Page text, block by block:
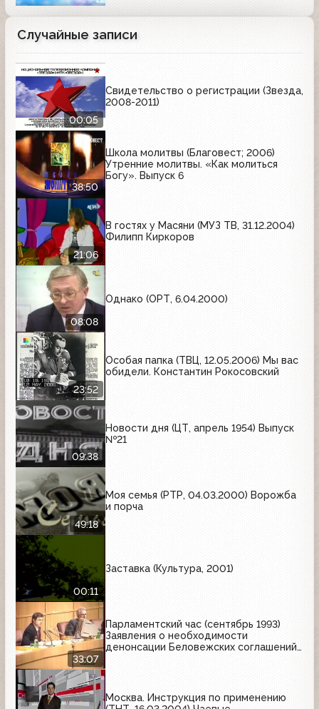
Случайные записи
00:05
Свидетельство о регистрации (Звезда,
2008-2011)
38:50
Школа молитвы (Благовест; 2006)
Утренние молитвы. «Как молиться
Богу». Выпуск 6
21:06
В гостях у Масяни (МУЗ ТВ, 31.12.2004)
Филипп Киркоров
08:08
Однако (ОРТ, 6.04.2000)
23:52
Особая папка (ТВЦ, 12.05.2006) Мы вас
обидели. Константин Рокосовский
09:38
Новости дня (ЦТ, апрель 1954) Выпуск
№21
49:18
Моя семья (РТР, 04.03.2000) Ворожба
и порча
00:11
Заставка (Культура, 2001)
33:07
Парламентский час (сентябрь 1993)
Заявления о необходимости
денонсации Беловежских соглашений
Москва. Инструкция по применению